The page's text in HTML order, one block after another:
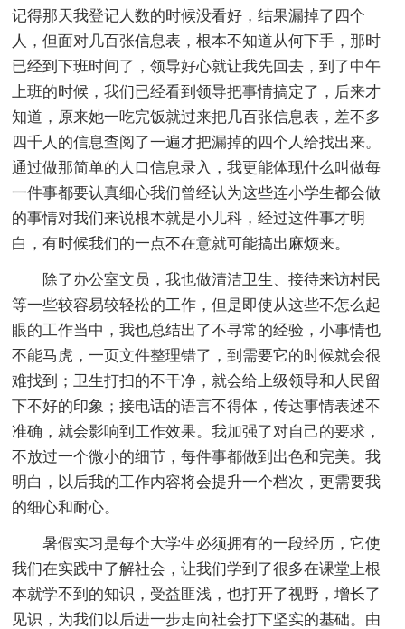
记得那天我登记人数的时候没看好，结果漏掉了四个
人，但面对几百张信息表，根本不知道从何下手，那时
已经到下班时间了，领导好心就让我先回去，到了中午
上班的时候，我们已经看到领导把事情搞定了，后来才
知道，原来她一吃完饭就过来把几百张信息表，差不多
四千人的信息查阅了一遍才把漏掉的四个人给找出来。
通过做那简单的人口信息录入，我更能体现什么叫做每
一件事都要认真细心我们曾经认为这些连小学生都会做
的事情对我们来说根本就是小儿科，经过这件事才明
白，有时候我们的一点不在意就可能搞出麻烦来。
除了办公室文员，我也做清洁卫生、接待来访村民
等一些较容易较轻松的工作，但是即使从这些不怎么起
眼的工作当中，我也总结出了不寻常的经验，小事情也
不能马虎，一页文件整理错了，到需要它的时候就会很
难找到；卫生打扫的不干净，就会给上级领导和人民留
下不好的印象；接电话的语言不得体，传达事情表述不
准确，就会影响到工作效果。我加强了对自己的要求，
不放过一个微小的细节，每件事都做到出色和完美。我
明白，以后我的工作内容将会提升一个档次，更需要我
的细心和耐心。
暑假实习是每个大学生必须拥有的一段经历，它使
我们在实践中了解社会，让我们学到了很多在课堂上根
本就学不到的知识，受益匪浅，也打开了视野，增长了
见识，为我们以后进一步走向社会打下坚实的基础。由